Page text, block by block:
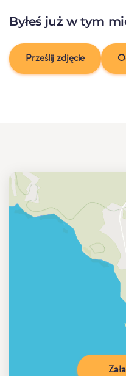
Byłeś już w tym
Prześlij zdjęcie